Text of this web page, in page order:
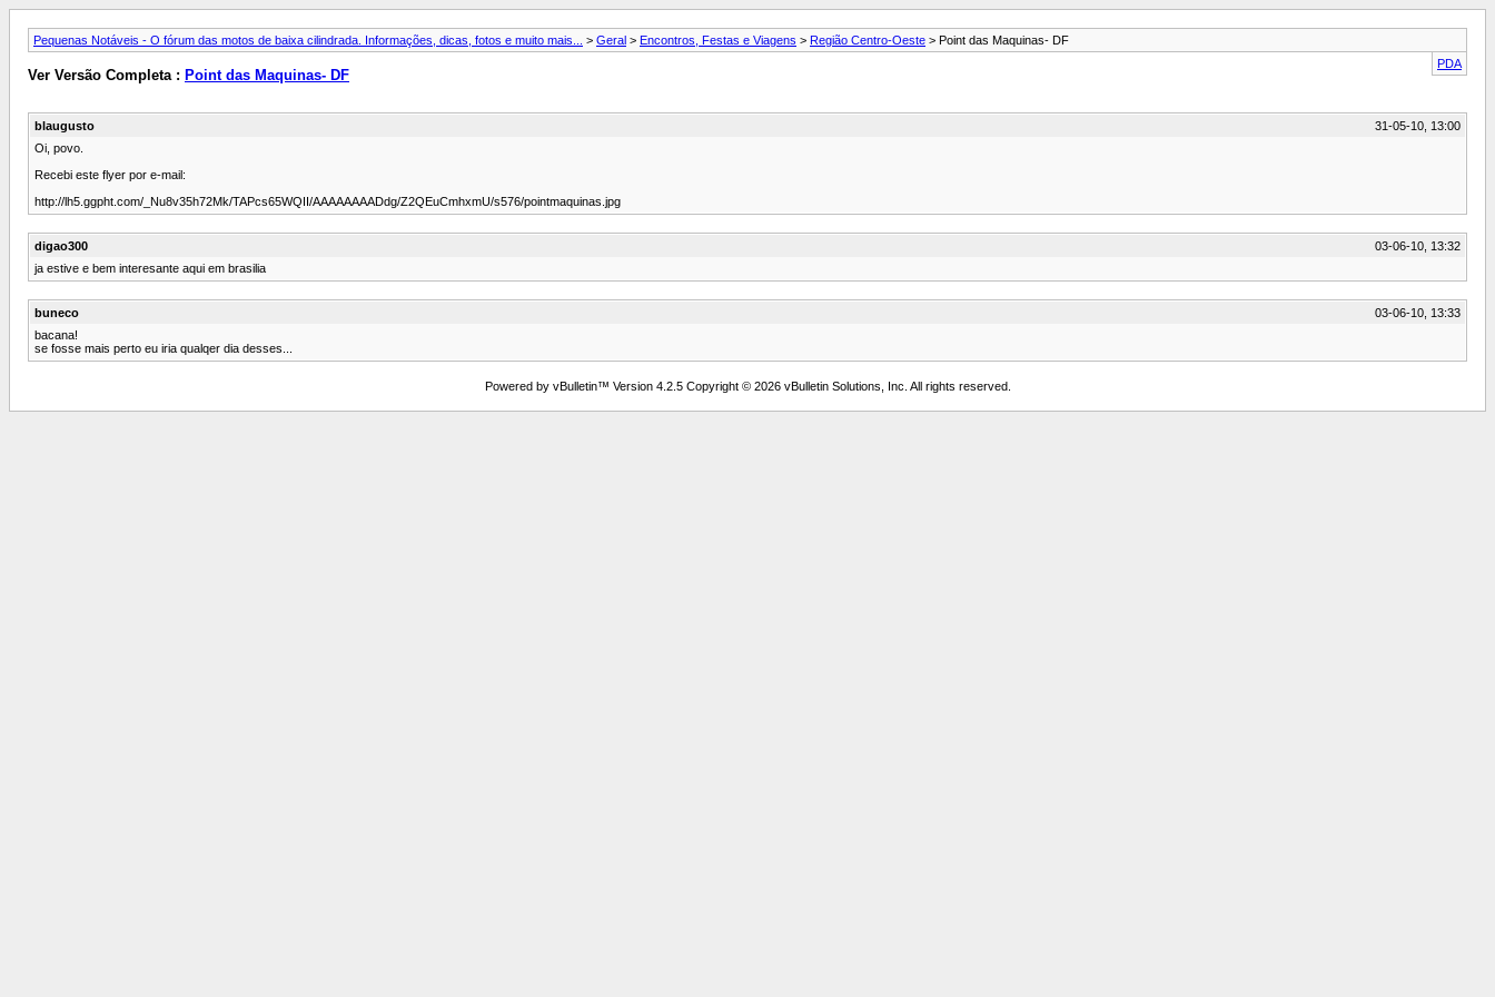
Pequenas Notáveis - O fórum das motos de baixa cilindrada. Informações, dicas, fotos e muito mais... > Geral > Encontros, Festas e Viagens > Região Centro-Oeste > Point das Maquinas- DF
PDA
Ver Versão Completa : Point das Maquinas- DF
blaugusto
31-05-10, 13:00
Oi, povo.
Recebi este flyer por e-mail:
http://lh5.ggpht.com/_Nu8v35h72Mk/TAPcs65WQII/AAAAAAAADdg/Z2QEuCmhxmU/s576/pointmaquinas.jpg
digao300
03-06-10, 13:32
ja estive e bem interesante aqui em brasilia
buneco
03-06-10, 13:33
bacana!
se fosse mais perto eu iria qualqer dia desses...
Powered by vBulletin™ Version 4.2.5 Copyright © 2026 vBulletin Solutions, Inc. All rights reserved.